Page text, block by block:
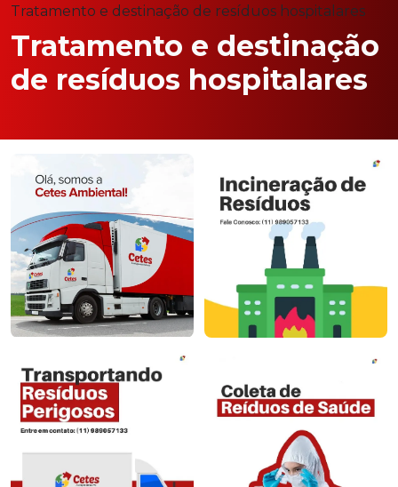
Tratamento e destinação de resíduos hospitalares
Tratamento e destinação
de resíduos hospitalares